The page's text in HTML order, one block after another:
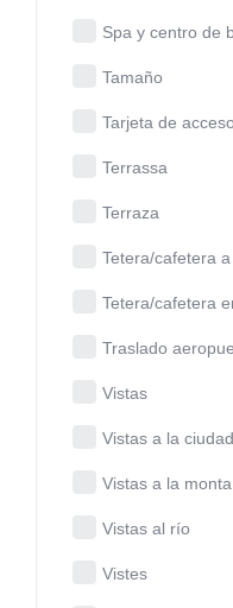
Spa y centro de
Tamaño
Tarjeta de acceso
Terrassa
Terraza
Tetera/cafetera
Tetera/cafetera
Traslado
Vistas
Vistas a la ciudad
Vistas a la
Vistas al río
Vistes